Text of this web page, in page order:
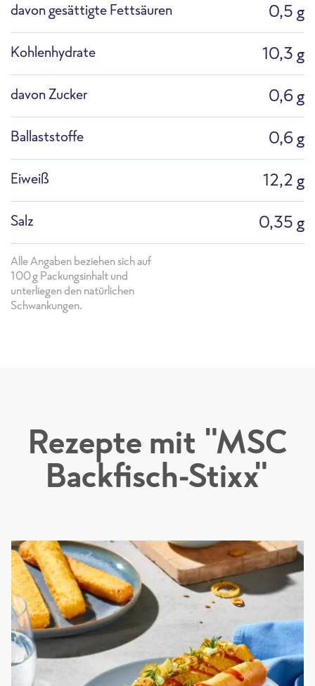
davon gesättigte Fettsäuren 0,5 g
Kohlenhydrate 10,3 g
davon Zucker 0,6 g
Ballaststoffe 0,6 g
Eiweiß 12,2 g
Salz 0,35 g
Alle Angaben beziehen sich auf
100g Packungsinhalt und
unterliegen den natürlichen
Schwankungen.
Profi-Mikrowelle Combi-Dämpfer
Folder "Schellfisch in Küstenbackteig"
Rezepte mit "MSC
Backfisch-Stixx"